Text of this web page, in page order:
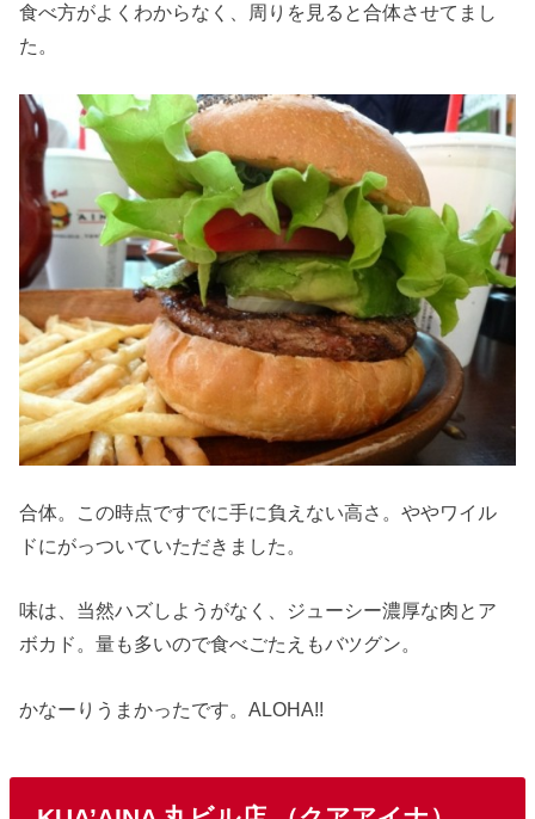
食べ方がよくわからなく、周りを見ると合体させてまし
た。
合体。この時点ですでに手に負えない高さ。ややワイル
ドにがっついていただきました。
味は、当然ハズしようがなく、ジューシー濃厚な肉とア
ボカド。量も多いので食べごたえもバツグン。
かなーりうまかったです。ALOHA!!